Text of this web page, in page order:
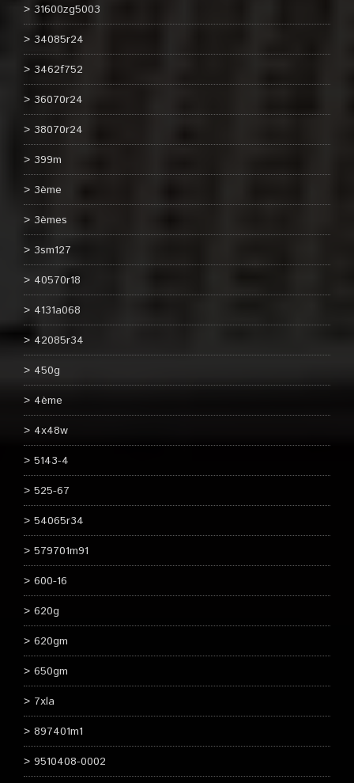
31600zg5003
34085r24
3462f752
36070r24
38070r24
399m
3ème
3èmes
3sm127
40570r18
4131a068
42085r34
450g
4ème
4x48w
5143-4
525-67
54065r34
579701m91
600-16
620g
620gm
650gm
7xla
897401m1
9510408-0002